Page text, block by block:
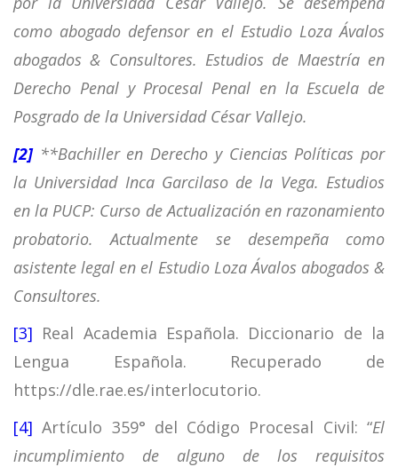
como abogado defensor en el Estudio Loza Ávalos
abogados & Consultores. Estudios de Maestría en
Derecho Penal y Procesal Penal en la Escuela de
Posgrado de la Universidad César Vallejo.
[2]**Bachiller en Derecho y Ciencias Políticas por
la Universidad Inca Garcilaso de la Vega. Estudios
en la PUCP: Curso de Actualización en razonamiento
probatorio. Actualmente se desempeña como
asistente legal en el Estudio Loza Ávalos abogados &
Consultores.
[3] Real Academia Española. Diccionario de la
Lengua Española. Recuperado de
https://dle.rae.es/interlocutorio.
[4] Artículo 359° del Código Procesal Civil: “El
incumplimiento de alguno de los requisitos